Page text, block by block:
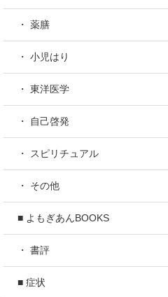
・ 薬膳
・ 小児はり
・ 東洋医学
・ 自己啓発
・ スピリチュアル
・ その他
■ よもぎあんBOOKS
・ 書評
■ 症状